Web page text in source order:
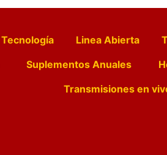
Tecnología Linea Abierta
Suplementos Anuales
Transmisiones en